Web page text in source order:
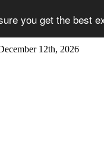
you get the best
12th, 2026